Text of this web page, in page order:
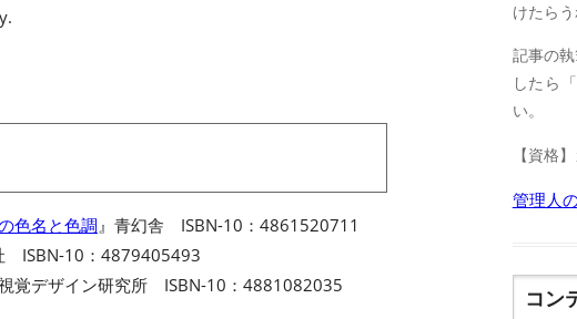
色名と色調』青幻舎 ISBN-10：4861520711
ISBN-10：4879405493
覚デザイン研究所 ISBN-10：4881082035
けたらう
記事の
したら「
い。
【資格
管理人
コン